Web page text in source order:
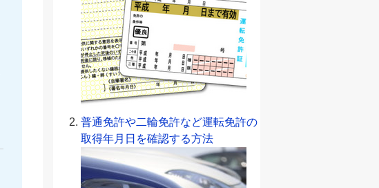
普通免許や二輪免許など運転免許の
取得年月日を確認する方法